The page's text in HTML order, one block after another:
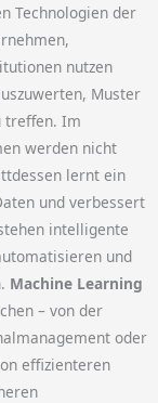
Technologien der
nutzen
Muster
treffen. Im
werden nicht
lernt ein
und verbessert
intelligente
und
Machine Learning
– von der
oder
effizienteren